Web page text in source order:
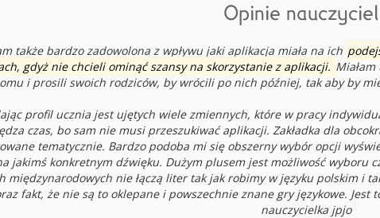
Opinie
także bardzo zadowolona z wpływu jaki aplikacja miała na ich
gdyż nie chcieli ominąć szansy na skorzystanie z aplikacji.
i prosili swoich rodziców, by wrócili po nich później, tak aby by
profil ucznia jest ujętych wiele zmiennych, które w pracy
czas, bo sam nie musi przeszukiwać aplikacji. Zakładka dla
tematycznie. Bardzo podoba mi się obszerny wybór opcji
jakimś konkretnym dźwięku. Dużym plusem jest możliwość wyboru
międzynarodowych nie łączą liter tak jak robimy w języku polskim i
fakt, że nie są to oklepane i powszechnie znane gry językowe.
nauczycielka jpjo